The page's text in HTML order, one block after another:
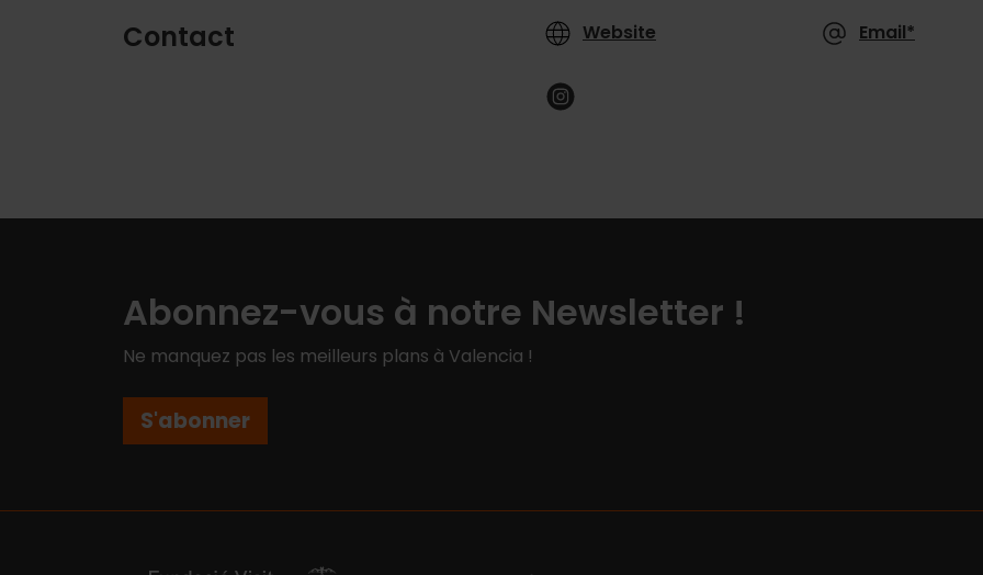
Contact Website Email*
Abonnez-vous à notre Newsletter !
Ne manquez pas les meilleurs plans à Valencia !
S'abonner